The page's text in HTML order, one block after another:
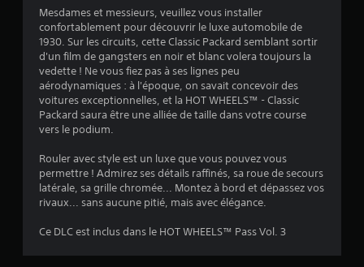
:
.
t
Mesdames et messieurs, veuillez vous installer
confortablement pour découvrir le luxe automobile de
1930. Sur les circuits, cette Classic Packard semblant sortir
d'un film de gangsters en noir et blanc volera toujours la
vedette ! Ne vous fiez pas à ses lignes peu
aérodynamiques : à l'époque, on savait concevoir des
voitures exceptionnelles, et la HOT WHEELS™ - Classic
Packard saura être une alliée de taille dans votre course
vers le podium.
Rouler avec style est un luxe que vous pouvez vous
permettre ! Admirez ses détails raffinés, sa roue de secours
latérale, sa grille chromée... Montez à bord et dépassez vos
rivaux... sans aucune pitié, mais avec élégance.
Ce DLC est inclus dans le HOT WHEELS™ Pass Vol. 3